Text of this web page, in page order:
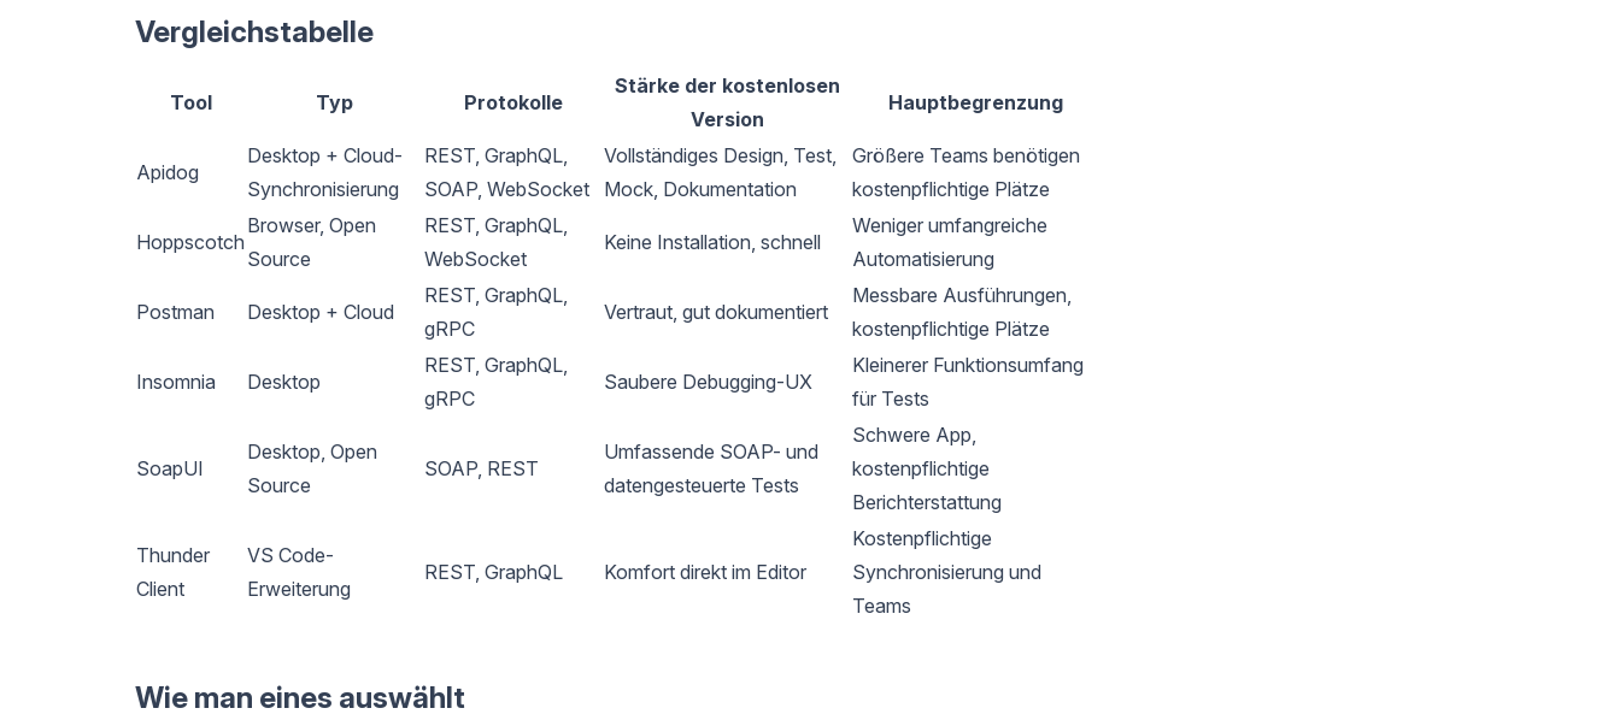
Vergleichstabelle
Tool Typ Protokolle
Stärke der kostenlosen
Version
Hauptbegrenzung
Apidog
Desktop + Cloud-
Synchronisierung
REST, GraphQL,
SOAP, WebSocket
Vollständiges Design, Test,
Mock, Dokumentation
Größere Teams benötigen
kostenpflichtige Plätze
Hoppscotch
Browser, Open
Source
REST, GraphQL,
WebSocket
Keine Installation, schnell
Weniger umfangreiche
Automatisierung
Postman Desktop + Cloud
REST, GraphQL,
gRPC
Vertraut, gut dokumentiert
Messbare Ausführungen,
kostenpflichtige Plätze
Insomnia Desktop
REST, GraphQL,
gRPC
Saubere Debugging-UX
Kleinerer Funktionsumfang
für Tests
SoapUI
Desktop, Open
Source
SOAP, REST
Umfassende SOAP- und
datengesteuerte Tests
Schwere App,
kostenpflichtige
Berichterstattung
Thunder
Client
VS Code-
Erweiterung
REST, GraphQL Komfort direkt im Editor
Kostenpflichtige
Synchronisierung und
Teams
Wie man eines auswählt